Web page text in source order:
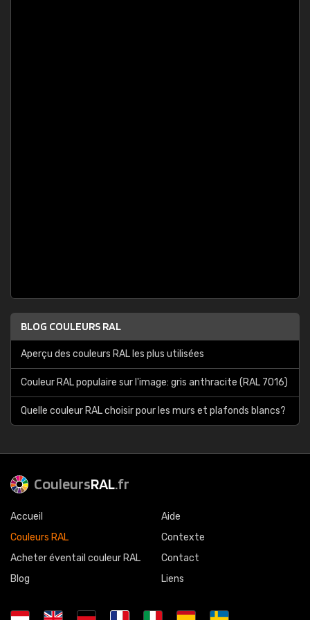
BLOG COULEURS RAL
Aperçu des couleurs RAL les plus utilisées
Couleur RAL populaire sur l'image: gris anthracite (RAL 7016)
Quelle couleur RAL choisir pour les murs et plafonds blancs?
CouleursRAL.fr
Accueil
Couleurs RAL
Acheter éventail couleur RAL
Blog
Aide
Contexte
Contact
Liens